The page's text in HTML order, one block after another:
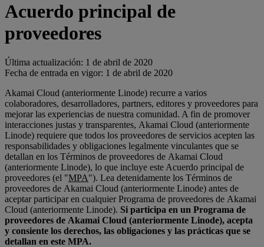
Acuerdo principal de
proveedores
Última actualización: 1 de abril de 2020
Fecha de entrada en vigor: 1 de abril de 2020
Akamai Cloud (anteriormente Linode) recurre a varios
colaboradores, desarrolladores, partners, editores y proveedores para
mejorar las experiencias de nuestra comunidad. A fin de promover
interacciones justas y transparentes, Akamai Cloud (anteriormente
Linode) requiere que todos los proveedores de servicios acepten las
responsabilidades y obligaciones legalmente vinculantes que se
detallan en los Términos de proveedores de Akamai Cloud
(anteriormente Linode), lo que incluye este Acuerdo principal de
proveedores (el "MPA"). Lea detenidamente los Términos de
proveedores de Akamai Cloud (anteriormente Linode) antes de
aceptar participar en cualquier Programa de proveedores de Akamai
Cloud (anteriormente Linode). Si participa en un Programa de
proveedores de Akamai Cloud (anteriormente Linode), acepta
y consiente los derechos, las obligaciones y las prácticas que se
detallan en este MPA.